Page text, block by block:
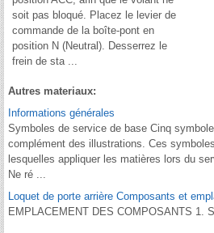
soit pas bloqué. Placez le levier de
commande de la boîte-pont en
position N (Neutral). Desserrez le
frein de sta ...
Autres materiaux:
Informations générales
Symboles de service de base Cinq
complément des illustrations. Ces
lesquelles appliquer les matières lors du
Ne ré ...
Loquet de porte arrière Composants et
EMPLACEMENT DES COMPOSANTS 1.